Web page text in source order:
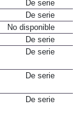
De serie
De serie
No disponible
De serie